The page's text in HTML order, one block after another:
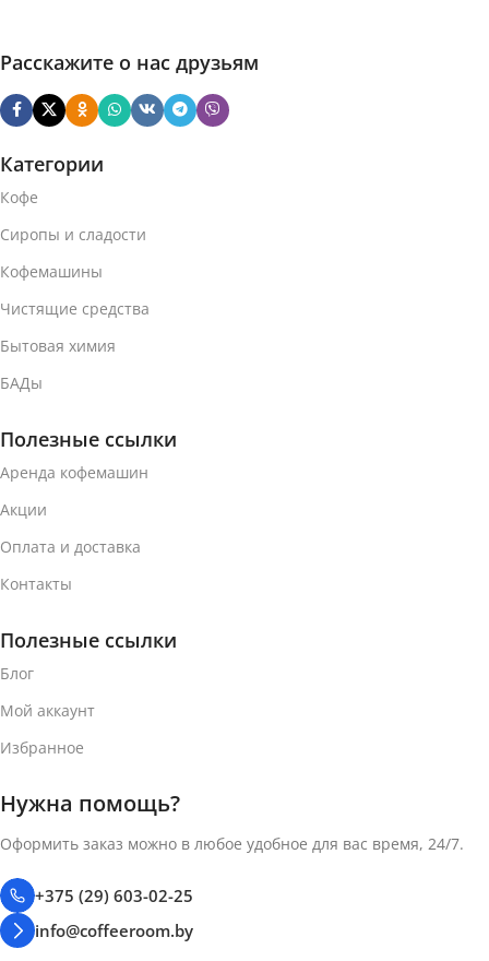
Расскажите о нас друзьям
Категории
Кофе
Сиропы и сладости
Кофемашины
Чистящие средства
Бытовая химия
БАДы
Полезные ссылки
Аренда кофемашин
Акции
Оплата и доставка
Контакты
Полезные ссылки
Блог
Мой аккаунт
Избранное
Нужна помощь?
Оформить заказ можно в любое удобное для вас время, 24/7.
+375 (29) 603-02-25
info@coffeeroom.by